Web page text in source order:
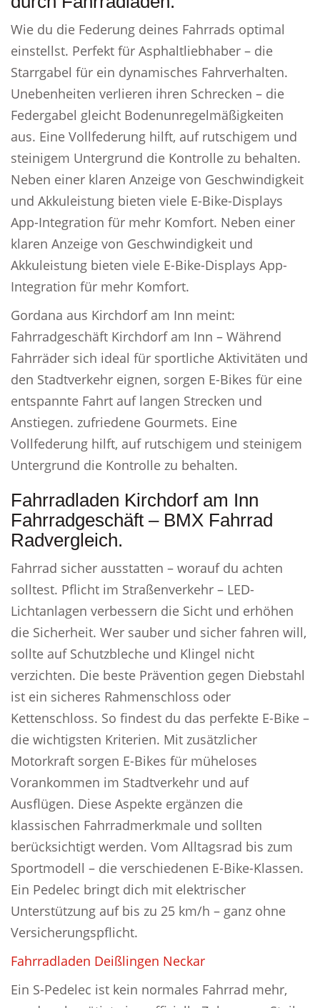
Wie du die Federung deines Fahrrads optimal
einstellst. Perfekt für Asphaltliebhaber – die
Starrgabel für ein dynamisches Fahrverhalten.
Unebenheiten verlieren ihren Schrecken – die
Federgabel gleicht Bodenunregelmäßigkeiten
aus. Eine Vollfederung hilft, auf rutschigem und
steinigem Untergrund die Kontrolle zu behalten.
Neben einer klaren Anzeige von Geschwindigkeit
und Akkuleistung bieten viele E-Bike-Displays
App-Integration für mehr Komfort. Neben einer
klaren Anzeige von Geschwindigkeit und
Akkuleistung bieten viele E-Bike-Displays App-
Integration für mehr Komfort.
Gordana aus Kirchdorf am Inn meint:
Fahrradgeschäft Kirchdorf am Inn – Während
Fahrräder sich ideal für sportliche Aktivitäten und
den Stadtverkehr eignen, sorgen E-Bikes für eine
entspannte Fahrt auf langen Strecken und
Anstiegen. zufriedene Gourmets. Eine
Vollfederung hilft, auf rutschigem und steinigem
Untergrund die Kontrolle zu behalten.
Fahrradladen Kirchdorf am Inn
Fahrradgeschäft – BMX Fahrrad
Radvergleich.
Fahrrad sicher ausstatten – worauf du achten
solltest. Pflicht im Straßenverkehr – LED-
Lichtanlagen verbessern die Sicht und erhöhen
die Sicherheit. Wer sauber und sicher fahren will,
sollte auf Schutzbleche und Klingel nicht
verzichten. Die beste Prävention gegen Diebstahl
ist ein sicheres Rahmenschloss oder
Kettenschloss. So findest du das perfekte E-Bike –
die wichtigsten Kriterien. Mit zusätzlicher
Motorkraft sorgen E-Bikes für müheloses
Vorankommen im Stadtverkehr und auf
Ausflügen. Diese Aspekte ergänzen die
klassischen Fahrradmerkmale und sollten
berücksichtigt werden. Vom Alltagsrad bis zum
Sportmodell – die verschiedenen E-Bike-Klassen.
Ein Pedelec bringt dich mit elektrischer
Unterstützung auf bis zu 25 km/h – ganz ohne
Versicherungspflicht.
Fahrradladen Deißlingen Neckar
Ein S-Pedelec ist kein normales Fahrrad mehr,